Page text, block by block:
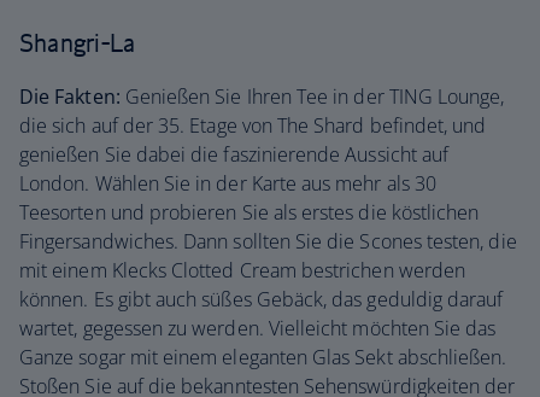
Shangri-La
Die Fakten: Genießen Sie Ihren Tee in der TING Lounge,
die sich auf der 35. Etage von The Shard befindet, und
genießen Sie dabei die faszinierende Aussicht auf
London. Wählen Sie in der Karte aus mehr als 30
Teesorten und probieren Sie als erstes die köstlichen
Fingersandwiches. Dann sollten Sie die Scones testen, die
mit einem Klecks Clotted Cream bestrichen werden
können. Es gibt auch süßes Gebäck, das geduldig darauf
wartet, gegessen zu werden. Vielleicht möchten Sie das
Ganze sogar mit einem eleganten Glas Sekt abschließen.
Stoßen Sie auf die bekanntesten Sehenswürdigkeiten der